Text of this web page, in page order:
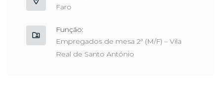
Faro
Função:
Empregados de mesa 2ª (M/F) – Vila
Real de Santo António